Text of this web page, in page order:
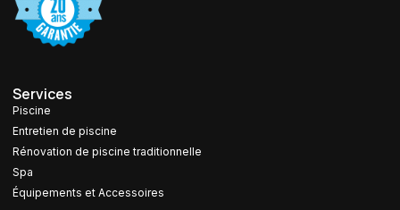
Services
Piscine
Entretien de piscine
Rénovation de piscine traditionnelle
Spa
Équipements et Accessoires